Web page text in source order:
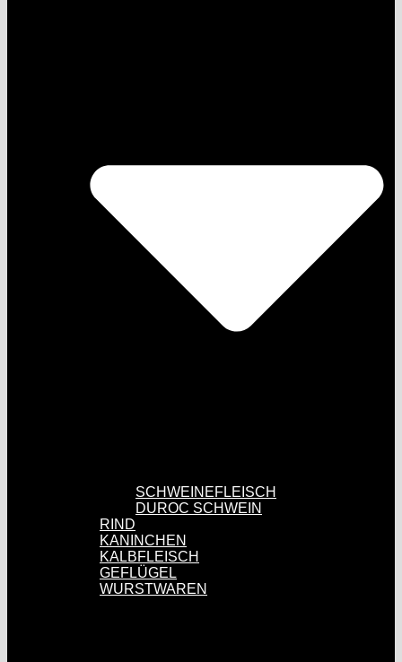
SCHWEINEFLEISCH
DUROC SCHWEIN
RIND
KANINCHEN
KALBFLEISCH
GEFLÜGEL
WURSTWAREN